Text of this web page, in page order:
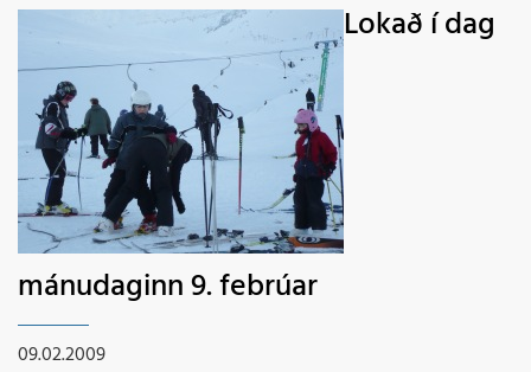
Lokað í dag
mánudaginn 9. febrúar
09.02.2009